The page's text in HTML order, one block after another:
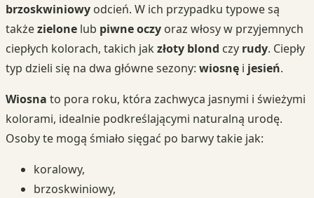
brzoskwiniowy odcień. W ich przypadku typowe są
takżezielone lub piwne oczy oraz włosy w przyjemnych
ciepłych kolorach, takich jak złoty blond czy rudy. Ciepły
typ dzieli się na dwa główne sezony: wiosnę i jesień.
Wiosna to pora roku, która zachwyca jasnymi i świeżymi
kolorami, idealnie podkreślającymi naturalną urodę.
Osoby te mogą śmiało sięgać po barwy takie jak:
koralowy,
brzoskwiniowy,